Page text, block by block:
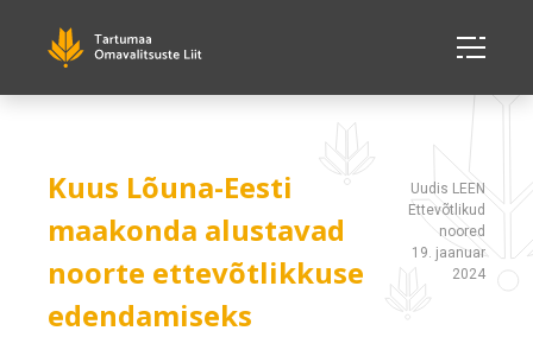
Kuus Lõuna-Eesti
maakonda alustavad
noorte ettevõtlikkuse
edendamiseks
Uudis LEEN
Ettevõtlikud
noored
19. jaanuar
2024